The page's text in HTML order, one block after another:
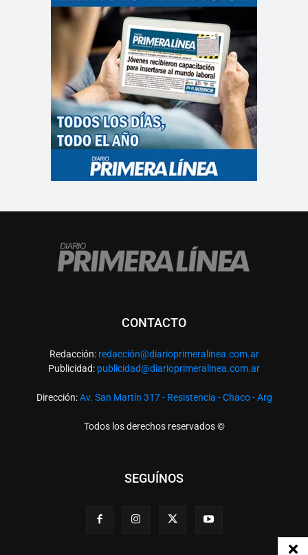
CONTACTO
Redacción: redacción@diarioprimeralinea.com.ar
Publicidad: publicidad@diarioprimeralinea.com.ar
Dirección:Av. San Martín 317 - Resistencia - Chaco - Arg
Todos los derechos reservados ©
SEGUÍNOS